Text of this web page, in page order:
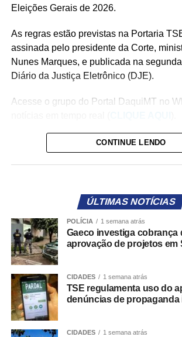
Eleições Gerais de 2026.
As regras estão previstas na Portaria
assinada pelo presidente da Corte,
Nunes Marques, e publicada na
Diário da Justiça Eletrônico (DJE).
Acesse o grupo do Portal DaquiMT no
A ferramenta estará disponível a partir de
data de início da propaganda eleitoral, e
exercício do poder de polícia sobre a
O objetivo é facilitar a participação da
fiscalização do cumprimento das regras
tornando mais ágil o encaminhamento de
sobre eventuais irregularidades.
Como funcionará o Pardal
De acordo com a portaria, o sistema será
CONTINUE LENDO
ÚLTIMAS NOTÍCIAS
POLÍCIA 1 semana atrás
Gaeco investiga cobrança
aprovação de projetos em
CIDADES 1 semana atrás
TSE regulamenta uso do
denúncias de propaganda
CIDADES 1 semana atrás